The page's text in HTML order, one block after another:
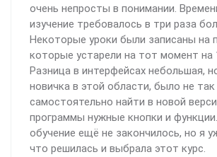
очень непросты в понимании.
изучение требовалось в три раза
Некоторые уроки были записаны на
которые устарели на тот момент на
Разница в интерфейсах небольшая,
новичка в этой области, было не
самостоятельно найти в новой
программы нужные кнопки и
обучение ещё не закончилось, но я
что решилась и выбрала этот курс.